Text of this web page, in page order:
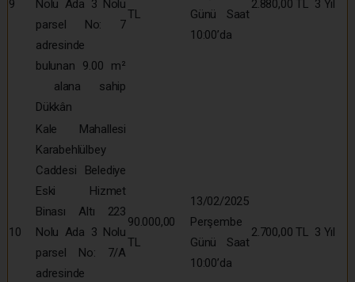
9
Nolu Ada 3 Nolu
parsel No: 7
adresinde
bulunan 9.00 m²
alana sahip
Dükkân
TL
Günü Saat
10:00’da
2.880,00 TL 3 Yıl
10
Kale Mahallesi
Karabehlülbey
Caddesi Belediye
Eski Hizmet
Binası Altı 223
Nolu Ada 3 Nolu
parsel No: 7/A
adresinde
90.000,00
TL
13/02/2025
Perşembe
Günü Saat
10:00’da
2.700,00 TL 3 Yıl